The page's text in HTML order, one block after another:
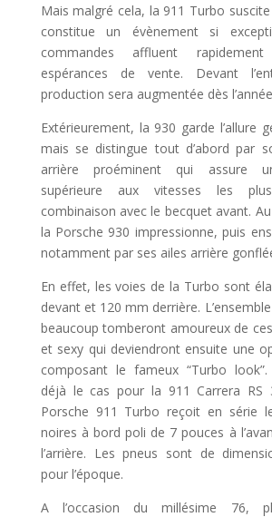
Mais malgré cela, la 911 Turbo
constitue un évènement si
commandes affluent
espérances de vente. Devant
production sera augmentée dès
Extérieurement, la 930 garde l’allure
mais se distingue tout d’abord par
arrière proéminent qui assure
supérieure aux vitesses les
combinaison avec le becquet avant.
la Porsche 930 impressionne, puis
notamment par ses ailes arrière
En effet, les voies de la Turbo sont
devant et 120 mm derrière.
beaucoup tomberont amoureux de
et sexy qui deviendront ensuite une
composant le fameux “Turbo look”.
déjà le cas pour la 911 Carrera RS
Porsche 911 Turbo reçoit en série
noires à bord poli de 7 pouces à
l’arrière. Les pneus sont de
pour l’époque.
A l’occasion du millésime 76,